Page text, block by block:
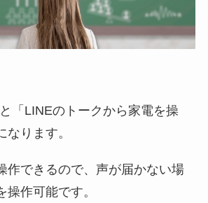
「LINEのトークから家電を操
ります。
作できるので、声が届かない場
操作可能です。